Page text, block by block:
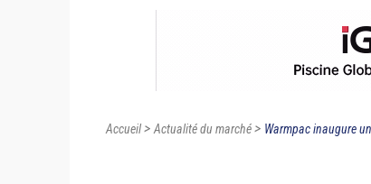
Accueil>Actualité du marché> Warmpac inaugure